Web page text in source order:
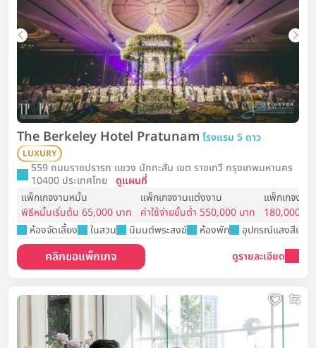
The Berkeley Hotel Pratunam โรงแรม 5 ดาว
LUXURY
559 ถนนราชปรารภ แขวง มักกะสัน เขต ราชเทวี กรุงเทพมหานคร
10400 ประเทศไทย ดูแผนที่
แพ็กเกจงานหมั้น
พิธีหมั้นเริ่มต้น 65,000 บาท
แพ็กเกจงานแต่งงาน
ค่าใช้จ่ายขั้นต่ำ 550,000 บาท
แพ็กเกจงา
180,000 บ
ห้องจัดเลี้ยง
ในสวน นิมนต์พระสงฆ์ ห้องพัก อุปกรณ์แสงสีเสียง
คลิกขอแพ็กเกจ ดูรายละเอียด